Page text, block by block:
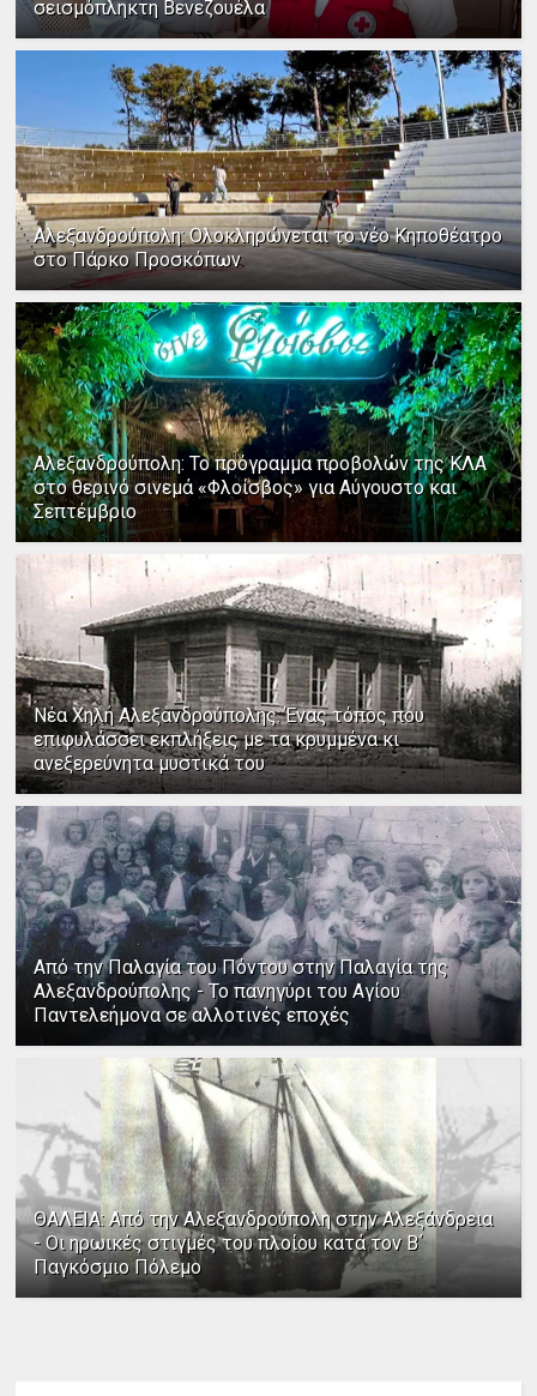
σεισμόπληκτη Βενεζουέλα
Αλεξανδρούπολη: Ολοκληρώνεται το νέο Κηποθέατρο
στο Πάρκο Προσκόπων
Αλεξανδρούπολη: Το πρόγραμμα προβολών της ΚΛΑ
στο θερινό σινεμά «Φλοίσβος» για Αύγουστο και
Σεπτέμβριο
Νέα Χηλή Αλεξανδρούπολης: Ένας τόπος που
επιφυλάσσει εκπλήξεις με τα κρυμμένα κι
ανεξερεύνητα μυστικά του
Από την Παλαγία του Πόντου στην Παλαγία της
Αλεξανδρούπολης - Το πανηγύρι του Αγίου
Παντελεήμονα σε αλλοτινές εποχές
ΘΑΛΕΙΑ: Από την Αλεξανδρούπολη στην Αλεξάνδρεια
- Οι ηρωικές στιγμές του πλοίου κατά τον Β΄
Παγκόσμιο Πόλεμο